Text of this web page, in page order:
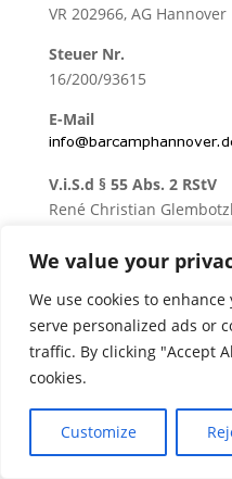
We value your
We use cookies to
serve personalized ads or
traffic. By clicking "Accept
cookies.
Customize
VR 202966, AG Hannover
Steuer Nr.
16/200/93615
E-Mail
V.i.S.d § 55 Abs. 2 RStV
René Christian
Bitte beachten Sie unsere
Datenschutz.
Made with ❤ by